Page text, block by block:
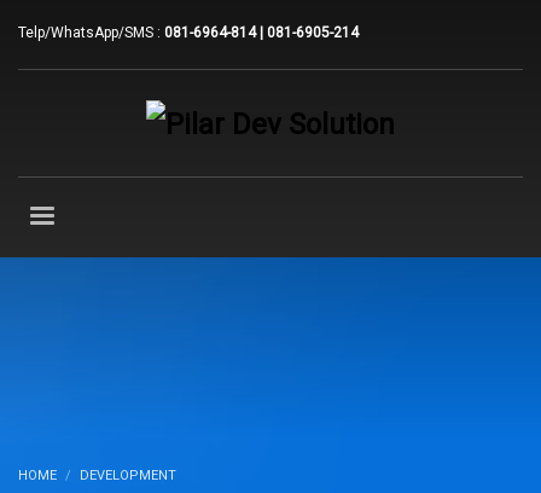
Telp/WhatsApp/SMS : 081-6964-814 | 081-6905-214
HOME
DEVELOPMENT